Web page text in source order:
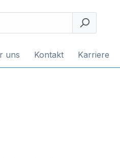
uns Kontakt Karriere